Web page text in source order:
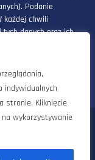
stronie. Kliknięcie
na wykorzystywanie
Podanie
każdej chwili
danych oraz ich
odwołana w każdym
Wszelkie